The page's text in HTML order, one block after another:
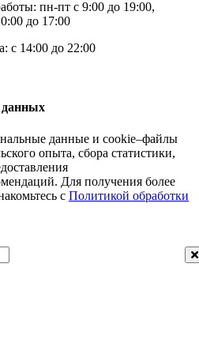
пн-пт с 9:00 до 19:00,
до 17:00
с 14:00 до 22:00
данных
данные и cookie–файлы
опыта, сбора статистики,
Для получения более
с Политикой обработки